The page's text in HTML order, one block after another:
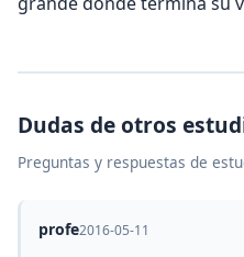
Dudas de otros
Preguntas y respuestas de
profe2016-05-11